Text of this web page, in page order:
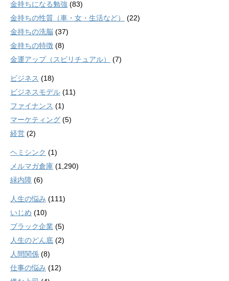
金持ちになる勉強 (83)
金持ちの性質（車・女・生活など）
(22)
金持ちの洗脳 (37)
金持ちの特徴 (8)
金運アップ（スピリチュアル）
(7)
ビジネス (18)
ビジネスモデル (11)
ファイナンス (1)
マーケティング (5)
経営 (2)
ヘミシンク (1)
メルマガ倉庫 (1,290)
緑内障 (6)
人生の悩み (111)
いじめ (10)
ブラック企業 (5)
人生のどん底 (2)
人間関係 (8)
仕事の悩み (12)